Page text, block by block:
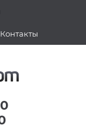
Контакты